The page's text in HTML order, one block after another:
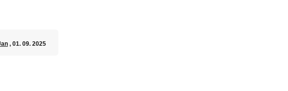
, 01. 09. 2025